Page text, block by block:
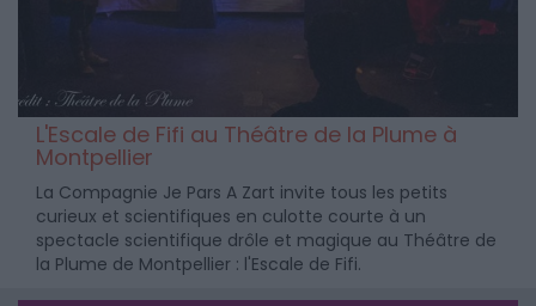
L'Escale de Fifi au Théâtre de la Plume à
Montpellier
La Compagnie Je Pars A Zart invite tous les petits
curieux et scientifiques en culotte courte à un
spectacle scientifique drôle et magique au Théâtre de
la Plume de Montpellier : l'Escale de Fifi.